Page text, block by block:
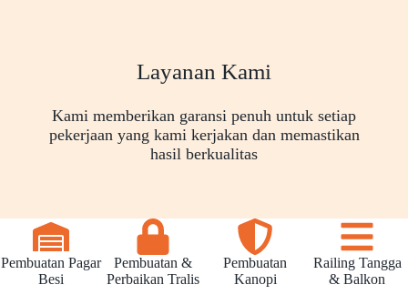
Layanan Kami
Kami memberikan garansi penuh untuk setiap
pekerjaan yang kami kerjakan dan memastikan
hasil berkualitas
Pembuatan Pagar
Besi
Pembuatan &
Perbaikan Tralis
Pembuatan
Kanopi
Railing Tangga
& Balkon